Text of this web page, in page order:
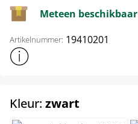
Meteen beschikbaar
Artikelnummer: 19410201
Toon meer productinformatie
Kleur: zwart